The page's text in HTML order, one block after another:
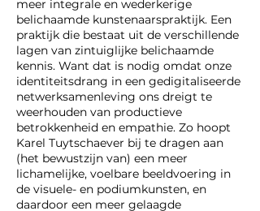
meer integrale en wederkerige
belichaamde kunstenaarspraktijk. Een
praktijk die bestaat uit de verschillende
lagen van zintuiglijke belichaamde
kennis. Want dat is nodig omdat onze
identiteitsdrang in een gedigitaliseerde
netwerksamenleving ons dreigt te
weerhouden van productieve
betrokkenheid en empathie. Zo hoopt
Karel Tuytschaever bij te dragen aan
(het bewustzijn van) een meer
lichamelijke, voelbare beeldvoering in
de visuele- en podiumkunsten, en
daardoor een meer gelaagde